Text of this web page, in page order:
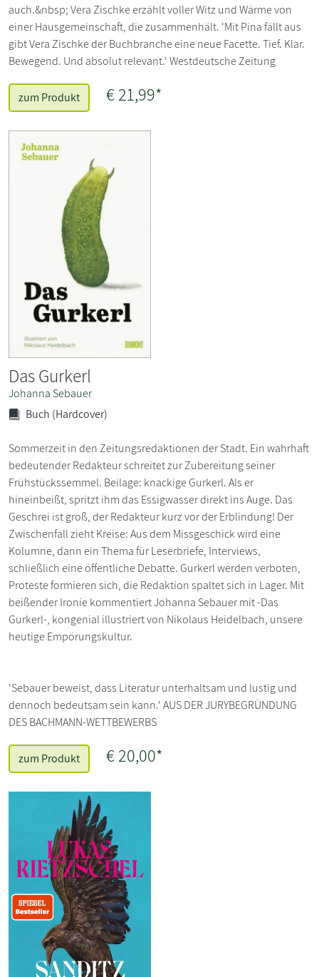
auch.&nbsp; Vera Zischke erzählt voller Witz und Wärme von
einer Hausgemeinschaft, die zusammenhält. 'Mit Pina fällt aus
gibt Vera Zischke der Buchbranche eine neue Facette. Tief. Klar.
Bewegend. Und absolut relevant.' Westdeutsche Zeitung
zum Produkt € 21,99*
Das Gurkerl
Johanna Sebauer
Buch (Hardcover)
Sommerzeit in den Zeitungsredaktionen der Stadt. Ein wahrhaft
bedeutender Redakteur schreitet zur Zubereitung seiner
Frühstückssemmel. Beilage: knackige Gurkerl. Als er
hineinbeißt, spritzt ihm das Essigwasser direkt ins Auge. Das
Geschrei ist groß, der Redakteur kurz vor der Erblindung! Der
Zwischenfall zieht Kreise: Aus dem Missgeschick wird eine
Kolumne, dann ein Thema für Leserbriefe, Interviews,
schließlich eine öffentliche Debatte. Gurkerl werden verboten,
Proteste formieren sich, die Redaktion spaltet sich in Lager. Mit
beißender Ironie kommentiert Johanna Sebauer mit -Das
Gurkerl-, kongenial illustriert von Nikolaus Heidelbach, unsere
heutige Empörungskultur.
'Sebauer beweist, dass Literatur unterhaltsam und lustig und
dennoch bedeutsam sein kann.' AUS DER JURYBEGRÜNDUNG
DES BACHMANN-WETTBEWERBS
zum Produkt € 20,00*